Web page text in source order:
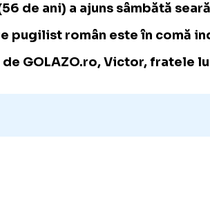
de ani) a ajuns sâmbătă
pugilist român esteîn comă
GOLAZO.ro, Victor, fratele